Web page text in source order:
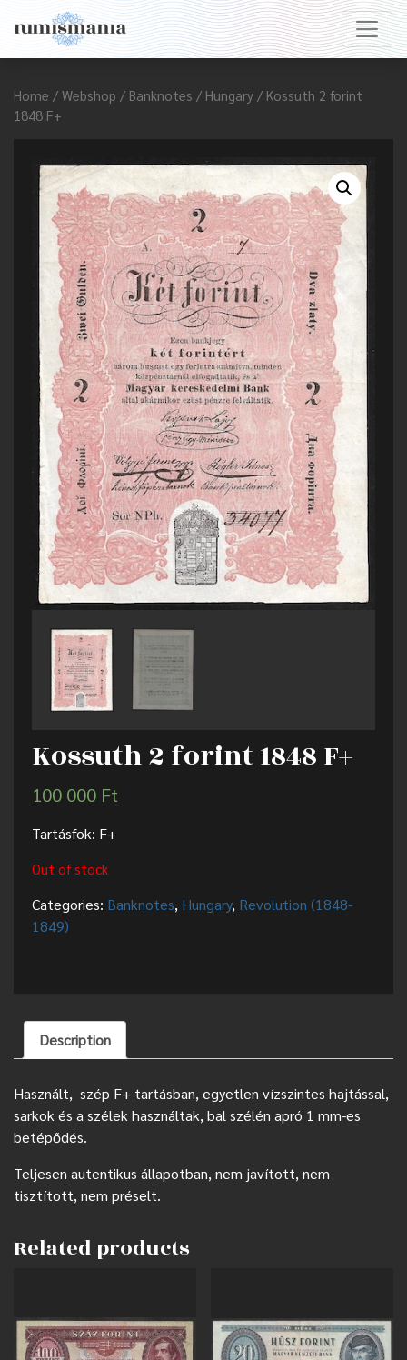
Home / Webshop / Banknotes / Hungary / Kossuth 2 forint
1848 F+
Kossuth 2 forint 1848 F+
100 000 Ft
Tartásfok: F+
Out of stock
Categories: Banknotes, Hungary, Revolution (1848-
1849)
Description
Használt, szép F+ tartásban, egyetlen vízszintes hajtással,
sarkok és a szélek használtak, bal szélén apró 1 mm-es
betépődés.
Teljesen autentikus állapotban, nem javított, nem
tisztított, nem préselt.
Related products